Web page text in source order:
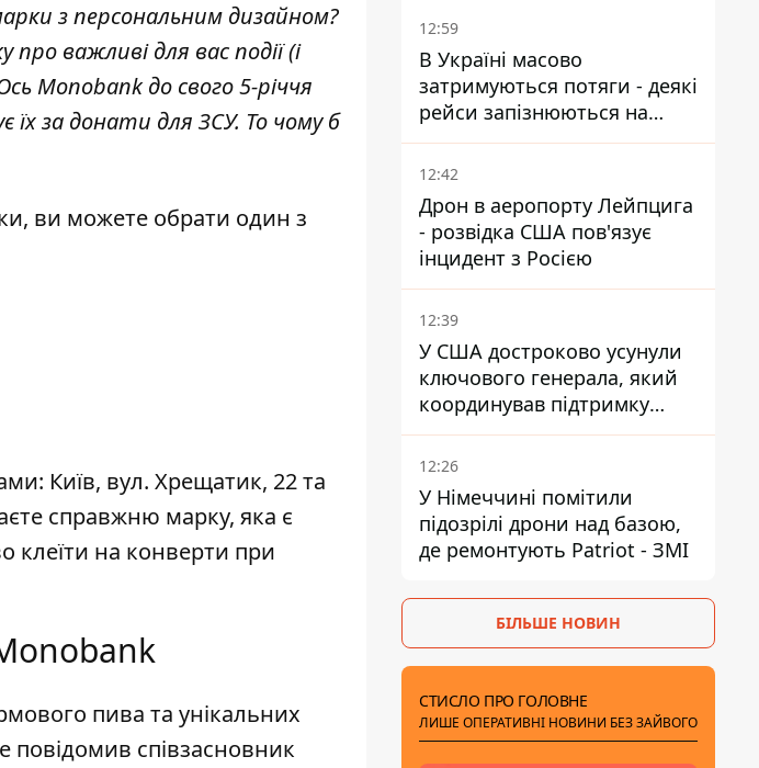
з персональним дизайном?
важливі для вас події (і
Monobank до свого 5-річчя
їх за донати для ЗСУ. То чому б
ви можете обрати один з
Київ, вул. Хрещатик, 22 та
справжню марку, яка є
клеїти на конверти при
пива та унікальних
повідомив співзасновник
12:59
В Україні масово
затримуються потяги - деякі
рейси запізнюються на
понад 12 годин
12:42
Дрон в аеропорту Лейпцига
- розвідка США пов'язує
інцидент з Росією
12:39
У США достроково усунули
ключового генерала, який
координував підтримку
України - причину
замовчують
12:26
У Німеччині помітили
підозрілі дрони над базою,
де ремонтують Patriot - ЗМІ
БІЛЬШЕ НОВИН
СТИСЛО ПРО ГОЛОВНЕ
ЛИШЕ ОПЕРАТИВНІ НОВИНИ БЕЗ ЗАЙВОГО